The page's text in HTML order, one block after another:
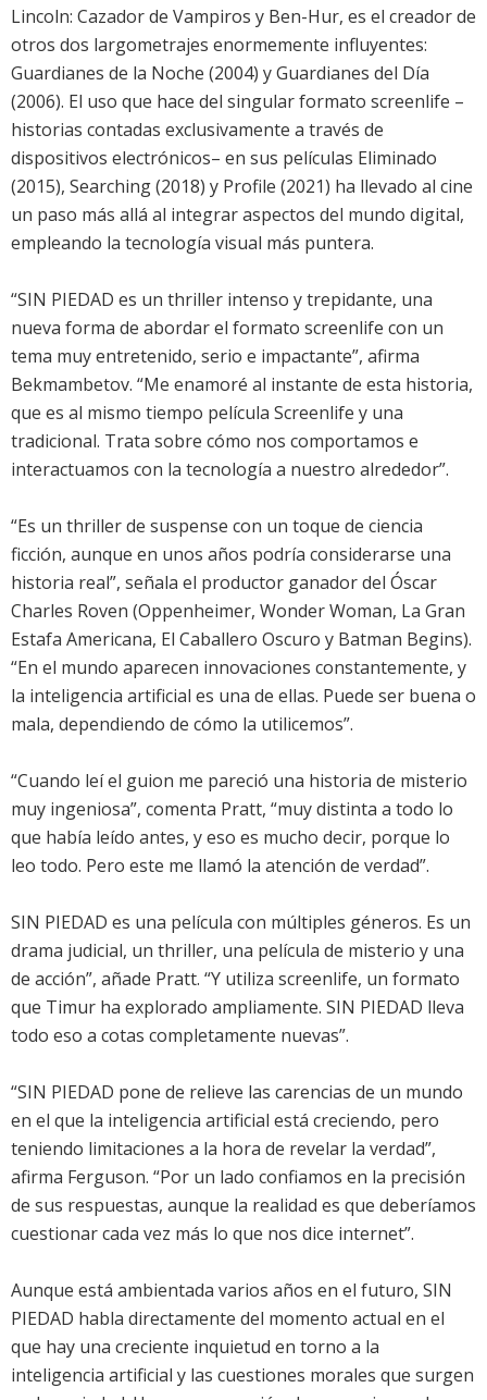
Lincoln: Cazador de Vampiros y Ben-Hur, es el creador de
otros dos largometrajes enormemente influyentes:
Guardianes de la Noche (2004) y Guardianes del Día
(2006). El uso que hace del singular formato screenlife –
historias contadas exclusivamente a través de
dispositivos electrónicos– en sus películas Eliminado
(2015), Searching (2018) y Profile (2021) ha llevado al cine
un paso más allá al integrar aspectos del mundo digital,
empleando la tecnología visual más puntera.
“SIN PIEDAD es un thriller intenso y trepidante, una
nueva forma de abordar el formato screenlife con un
tema muy entretenido, serio e impactante”, afirma
Bekmambetov. “Me enamoré al instante de esta historia,
que es al mismo tiempo película Screenlife y una
tradicional. Trata sobre cómo nos comportamos e
interactuamos con la tecnología a nuestro alrededor”.
“Es un thriller de suspense con un toque de ciencia
ficción, aunque en unos años podría considerarse una
historia real”, señala el productor ganador del Óscar
Charles Roven (Oppenheimer, Wonder Woman, La Gran
Estafa Americana, El Caballero Oscuro y Batman Begins).
“En el mundo aparecen innovaciones constantemente, y
la inteligencia artificial es una de ellas. Puede ser buena o
mala, dependiendo de cómo la utilicemos”.
“Cuando leí el guion me pareció una historia de misterio
muy ingeniosa”, comenta Pratt, “muy distinta a todo lo
que había leído antes, y eso es mucho decir, porque lo
leo todo. Pero este me llamó la atención de verdad”.
SIN PIEDAD es una película con múltiples géneros. Es un
drama judicial, un thriller, una película de misterio y una
de acción”, añade Pratt. “Y utiliza screenlife, un formato
que Timur ha explorado ampliamente. SIN PIEDAD lleva
todo eso a cotas completamente nuevas”.
“SIN PIEDAD pone de relieve las carencias de un mundo
en el que la inteligencia artificial está creciendo, pero
teniendo limitaciones a la hora de revelar la verdad”,
afirma Ferguson. “Por un lado confiamos en la precisión
de sus respuestas, aunque la realidad es que deberíamos
cuestionar cada vez más lo que nos dice internet”.
Aunque está ambientada varios años en el futuro, SIN
PIEDAD habla directamente del momento actual en el
que hay una creciente inquietud en torno a la
inteligencia artificial y las cuestiones morales que surgen